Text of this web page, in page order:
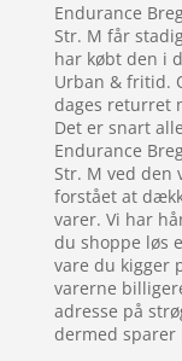
Endurance
Str. M får
har købt den i
Urban & fritid.
dages returret
Det er snart
Endurance
Str. M ved den
forstået at
varer. Vi har
du shoppe løs
vare du kigger
varerne
adresse på
dermed sparer